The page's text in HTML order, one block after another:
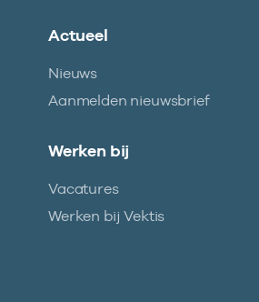
Actueel
Nieuws
Aanmelden nieuwsbrief
Werken bij
Vacatures
Werken bij Vektis